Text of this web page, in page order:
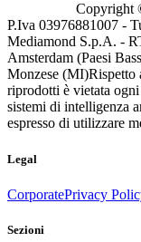
Copyright
P.Iva 03976881007 -
Mediamond S.p.A. -
Amsterdam (Paesi
Monzese (MI)Rispetto
riprodotti è vietata
sistemi di intelligenza
espresso di utilizzare
Legal
CorporatePrivacy
Sezioni